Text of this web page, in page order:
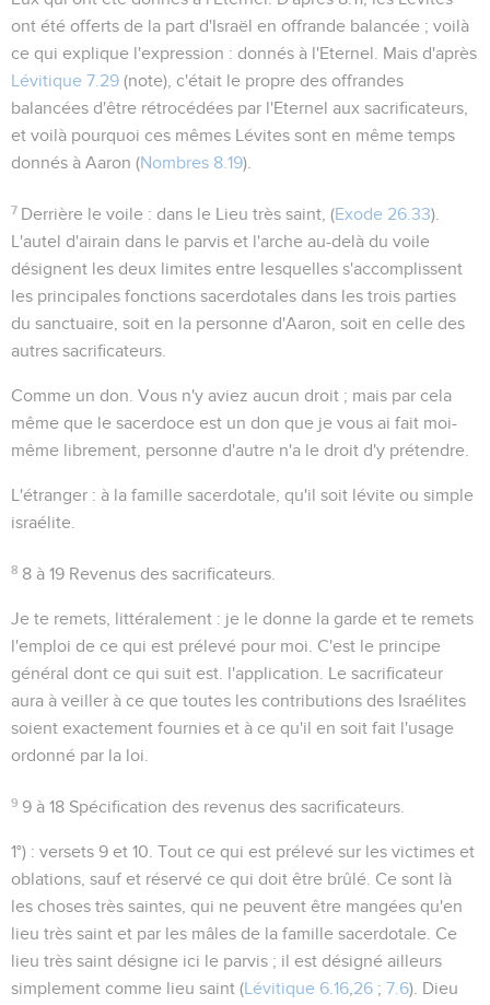
ont été offerts de la part d'Israël en offrande balancée ; voilà
ce qui explique l'expression : donnés à l'Eternel . Mais d'après
Lévitique 7.29 (note), c'était le propre des offrandes
balancées d'être rétrocédées par l'Eternel aux sacrificateurs,
et voilà pourquoi ces mêmes Lévites sont en même temps
donnés à Aaron (Nombres 8.19).
7 Derrière le voile : dans le Lieu très saint, (Exode 26.33).
L'autel d'airain dans le parvis et l'arche au-delà du voile
désignent les deux limites entre lesquelles s'accomplissent
les principales fonctions sacerdotales dans les trois parties
du sanctuaire, soit en la personne d'Aaron, soit en celle des
autres sacrificateurs.
Comme un don . Vous n'y aviez aucun droit ; mais par cela
même que le sacerdoce est un don que je vous ai fait moi-
même librement, personne d'autre n'a le droit d'y prétendre.
L'étranger : à la famille sacerdotale, qu'il soit lévite ou simple
israélite.
8 8 à 19 Revenus des sacrificateurs.
Je te remets , littéralement : je le donne la garde et te remets
l'emploi de ce qui est prélevé pour moi. C'est le principe
général dont ce qui suit est. l'application. Le sacrificateur
aura à veiller à ce que toutes les contributions des Israélites
soient exactement fournies et à ce qu'il en soit fait l'usage
ordonné par la loi.
9 9 à 18 Spécification des revenus des sacrificateurs.
1°) : versets 9 et 10. Tout ce qui est prélevé sur les victimes et
oblations, sauf et réservé ce qui doit être brûlé. Ce sont là
les choses très saintes , qui ne peuvent être mangées qu'en
lieu très saint et par les mâles de la famille sacerdotale. Ce
lieu très saint désigne ici le parvis ; il est désigné ailleurs
simplement comme lieu saint (Lévitique 6.16 26 ; 7.6). Dieu